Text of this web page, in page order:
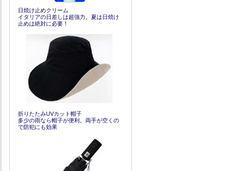
日焼け止めクリーム
イタリアの日差しは超強力。夏は日焼け
止めは絶対に必要！
折りたたみUVカット帽子
多少の雨なら帽子が便利。両手が空くの
で防犯にも効果